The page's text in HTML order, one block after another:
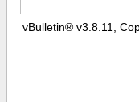
vBulletin® v3.8.11,